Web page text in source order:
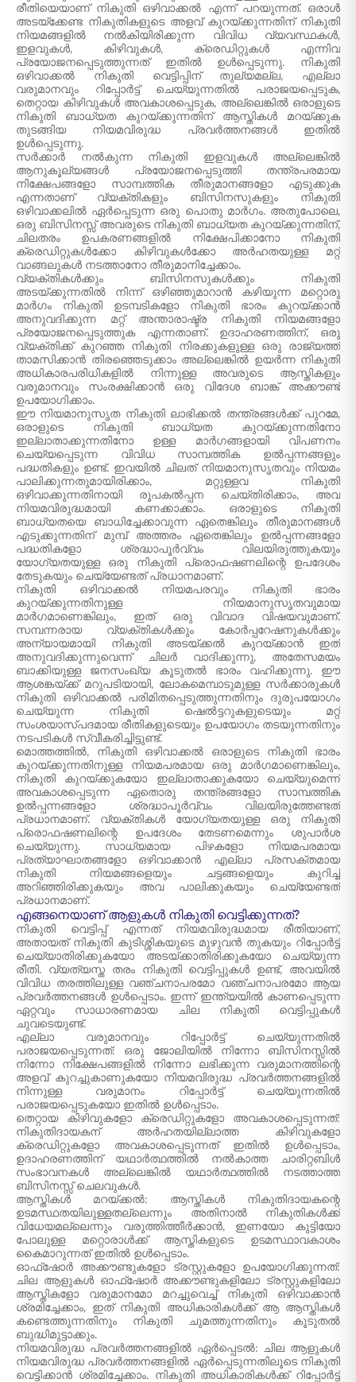
രീതിയെയാണ് നികുതി ഒഴിവാക്കൽ എന്ന് പറയുന്നത്. ഒരാൾ
അടയ്ക്കേണ്ട നികുതികളുടെ അളവ് കുറയ്ക്കുന്നതിന് നികുതി
നിയമങ്ങളിൽ നൽകിയിരിക്കുന്ന വിവിധ വ്യവസ്ഥകൾ,
ഇളവുകൾ, കിഴിവുകൾ, ക്രെഡിറ്റുകൾ എന്നിവ
പ്രയോജനപ്പെടുത്തുന്നത് ഇതിൽ ഉൾപ്പെടുന്നു. നികുതി
ഒഴിവാക്കൽ നികുതി വെട്ടിപ്പിന് തുല്യമല്ല, എല്ലാ
വരുമാനവും റിപ്പോർട്ട് ചെയ്യുന്നതിൽ പരാജയപ്പെടുക,
തെറ്റായ കിഴിവുകൾ അവകാശപ്പെടുക, അല്ലെങ്കിൽ ഒരാളുടെ
നികുതി ബാധ്യത കുറയ്ക്കുന്നതിന് ആസ്തികൾ മറയ്ക്കുക
തുടങ്ങിയ നിയമവിരുദ്ധ പ്രവർത്തനങ്ങൾ ഇതിൽ
ഉൾപ്പെടുന്നു.
സർക്കാർ നൽകുന്ന നികുതി ഇളവുകൾ അല്ലെങ്കിൽ
ആനുകൂല്യങ്ങൾ പ്രയോജനപ്പെടുത്തി തന്ത്രപരമായ
നിക്ഷേപങ്ങളോ സാമ്പത്തിക തീരുമാനങ്ങളോ എടുക്കുക
എന്നതാണ് വ്യക്തികളും ബിസിനസുകളും നികുതി
ഒഴിവാക്കലിൽ ഏർപ്പെടുന്ന ഒരു പൊതു മാർഗം. അതുപോലെ,
ഒരു ബിസിനസ്സ് അവരുടെ നികുതി ബാധ്യത കുറയ്ക്കുന്നതിന്,
ചിലതരം ഉപകരണങ്ങളിൽ നിക്ഷേപിക്കാനോ നികുതി
ക്രെഡിറ്റുകൾക്കോ കിഴിവുകൾക്കോ അർഹതയുള്ള മറ്റ്
വാങ്ങലുകൾ നടത്താനോ തീരുമാനിച്ചേക്കാം.
വ്യക്തികൾക്കും ബിസിനസുകൾക്കും നികുതി
അടയ്ക്കുന്നതിൽ നിന്ന് ഒഴിഞ്ഞുമാറാൻ കഴിയുന്ന മറ്റൊരു
മാർഗം നികുതി ഉടമ്പടികളോ നികുതി ഭാരം കുറയ്ക്കാൻ
അനുവദിക്കുന്ന മറ്റ് അന്താരാഷ്ട്ര നികുതി നിയമങ്ങളോ
പ്രയോജനപ്പെടുത്തുക എന്നതാണ്. ഉദാഹരണത്തിന്, ഒരു
വ്യക്തിക്ക് കുറഞ്ഞ നികുതി നിരക്കുകളുള്ള ഒരു രാജ്യത്ത്
താമസിക്കാൻ തിരഞ്ഞെടുക്കാം അല്ലെങ്കിൽ ഉയർന്ന നികുതി
അധികാരപരിധികളിൽ നിന്നുള്ള അവരുടെ ആസ്തികളും
വരുമാനവും സംരക്ഷിക്കാൻ ഒരു വിദേശ ബാങ്ക് അക്കൗണ്ട്
ഉപയോഗിക്കാം.
ഈ നിയമാനുസൃത നികുതി ലാഭിക്കൽ തന്ത്രങ്ങൾക്ക് പുറമേ,
ഒരാളുടെ നികുതി ബാധ്യത കുറയ്ക്കുന്നതിനോ
ഇല്ലാതാക്കുന്നതിനോ ഉള്ള മാർഗങ്ങളായി വിപണനം
ചെയ്യപ്പെടുന്ന വിവിധ സാമ്പത്തിക ഉൽപ്പന്നങ്ങളും
പദ്ധതികളും ഉണ്ട്. ഇവയിൽ ചിലത് നിയമാനുസൃതവും നിയമം
പാലിക്കുന്നതുമായിരിക്കാം, മറ്റുള്ളവ നികുതി
ഒഴിവാക്കുന്നതിനായി രൂപകൽപ്പന ചെയ്‌തിരിക്കാം, അവ
നിയമവിരുദ്ധമായി കണക്കാക്കാം. ഒരാളുടെ നികുതി
ബാധ്യതയെ ബാധിച്ചേക്കാവുന്ന ഏതെങ്കിലും തീരുമാനങ്ങൾ
എടുക്കുന്നതിന് മുമ്പ് അത്തരം ഏതെങ്കിലും ഉൽപ്പന്നങ്ങളോ
പദ്ധതികളോ ശ്രദ്ധാപൂർവ്വം വിലയിരുത്തുകയും
യോഗ്യതയുള്ള ഒരു നികുതി പ്രൊഫഷണലിന്റെ ഉപദേശം
തേടുകയും ചെയ്യേണ്ടത് പ്രധാനമാണ്.
നികുതി ഒഴിവാക്കൽ നിയമപരവും നികുതി ഭാരം
കുറയ്ക്കുന്നതിനുള്ള നിയമാനുസൃതവുമായ
മാർഗമാണെങ്കിലും, ഇത് ഒരു വിവാദ വിഷയവുമാണ്.
സമ്പന്നരായ വ്യക്തികൾക്കും കോർപ്പറേഷനുകൾക്കും
അന്യായമായി നികുതി അടയ്ക്കൽ കുറയ്ക്കാൻ ഇത്
അനുവദിക്കുന്നുവെന്ന് ചിലർ വാദിക്കുന്നു, അതേസമയം
ബാക്കിയുള്ള ജനസംഖ്യ കൂടുതൽ ഭാരം വഹിക്കുന്നു. ഈ
ആശങ്കയ്ക്ക് മറുപടിയായി, ലോകമെമ്പാടുമുള്ള സർക്കാരുകൾ
നികുതി ഒഴിവാക്കൽ പരിമിതപ്പെടുത്തുന്നതിനും ദുരുപയോഗം
ചെയ്യുന്ന നികുതി ഷെൽട്ടറുകളുടെയും മറ്റ്
സംശയാസ്പദമായ രീതികളുടെയും ഉപയോഗം തടയുന്നതിനും
നടപടികൾ സ്വീകരിച്ചിട്ടുണ്ട്.
മൊത്തത്തിൽ, നികുതി ഒഴിവാക്കൽ ഒരാളുടെ നികുതി ഭാരം
കുറയ്ക്കുന്നതിനുള്ള നിയമപരമായ ഒരു മാർഗമാണെങ്കിലും,
നികുതി കുറയ്ക്കുകയോ ഇല്ലാതാക്കുകയോ ചെയ്യുമെന്ന്
അവകാശപ്പെടുന്ന ഏതൊരു തന്ത്രങ്ങളോ സാമ്പത്തിക
ഉൽപ്പന്നങ്ങളോ ശ്രദ്ധാപൂർവ്വം വിലയിരുത്തേണ്ടത്
പ്രധാനമാണ്. വ്യക്തികൾ യോഗ്യതയുള്ള ഒരു നികുതി
പ്രൊഫഷണലിന്റെ ഉപദേശം തേടണമെന്നും ശുപാർശ
ചെയ്യുന്നു. സാധ്യമായ പിഴകളോ നിയമപരമായ
പ്രത്യാഘാതങ്ങളോ ഒഴിവാക്കാൻ എല്ലാ പ്രസക്തമായ
നികുതി നിയമങ്ങളെയും ചട്ടങ്ങളെയും കുറിച്ച്
അറിഞ്ഞിരിക്കുകയും അവ പാലിക്കുകയും ചെയ്യേണ്ടത്
പ്രധാനമാണ്.
എങ്ങനെയാണ് ആളുകൾ നികുതി വെട്ടിക്കുന്നത്?
നികുതി വെട്ടിപ്പ് എന്നത് നിയമവിരുദ്ധമായ രീതിയാണ്,
അതായത് നികുതി കുടിശ്ശികയുടെ മുഴുവൻ തുകയും റിപ്പോർട്ട്
ചെയ്യാതിരിക്കുകയോ അടയ്ക്കാതിരിക്കുകയോ ചെയ്യുന്ന
രീതി. വ്യത്യസ്ത തരം നികുതി വെട്ടിപ്പുകൾ ഉണ്ട്, അവയിൽ
വിവിധ തരത്തിലുള്ള വഞ്ചനാപരമോ വഞ്ചനാപരമോ ആയ
പ്രവർത്തനങ്ങൾ ഉൾപ്പെടാം. ഇന്ന് ഇന്ത്യയിൽ കാണപ്പെടുന്ന
ഏറ്റവും സാധാരണമായ ചില നികുതി വെട്ടിപ്പുകൾ
ചുവടെയുണ്ട്.
എല്ലാ വരുമാനവും റിപ്പോർട്ട് ചെയ്യുന്നതിൽ
പരാജയപ്പെടുന്നത്: ഒരു ജോലിയിൽ നിന്നോ ബിസിനസ്സിൽ
നിന്നോ നിക്ഷേപങ്ങളിൽ നിന്നോ ലഭിക്കുന്ന വരുമാനത്തിന്റെ
അളവ് കുറച്ചുകാണുകയോ നിയമവിരുദ്ധ പ്രവർത്തനങ്ങളിൽ
നിന്നുള്ള വരുമാനം റിപ്പോർട്ട് ചെയ്യുന്നതിൽ
പരാജയപ്പെടുകയോ ഇതിൽ ഉൾപ്പെടാം.
തെറ്റായ കിഴിവുകളോ ക്രെഡിറ്റുകളോ അവകാശപ്പെടുന്നത്:
നികുതിദായകന് അർഹതയില്ലാത്ത കിഴിവുകളോ
ക്രെഡിറ്റുകളോ അവകാശപ്പെടുന്നത് ഇതിൽ ഉൾപ്പെടാം,
ഉദാഹരണത്തിന് യഥാർത്ഥത്തിൽ നൽകാത്ത ചാരിറ്റബിൾ
സംഭാവനകൾ അല്ലെങ്കിൽ യഥാർത്ഥത്തിൽ നടത്താത്ത
ബിസിനസ്സ് ചെലവുകൾ.
ആസ്തികൾ മറയ്ക്കൽ: ആസ്തികൾ നികുതിദായകന്റെ
ഉടമസ്ഥതയിലുള്ളതല്ലെന്നും അതിനാൽ നികുതികൾക്ക്
വിധേയമല്ലെന്നും വരുത്തിത്തീർക്കാൻ, ഇണയോ കുട്ടിയോ
പോലുള്ള മറ്റൊരാൾക്ക് ആസ്തികളുടെ ഉടമസ്ഥാവകാശം
കൈമാറുന്നത് ഇതിൽ ഉൾപ്പെടാം.
ഓഫ്‌ഷോർ അക്കൗണ്ടുകളോ ട്രസ്റ്റുകളോ ഉപയോഗിക്കുന്നത്:
ചില ആളുകൾ ഓഫ്‌ഷോർ അക്കൗണ്ടുകളിലോ ട്രസ്റ്റുകളിലോ
ആസ്തികളോ വരുമാനമോ മറച്ചുവെച്ച് നികുതി ഒഴിവാക്കാൻ
ശ്രമിച്ചേക്കാം, ഇത് നികുതി അധികാരികൾക്ക് ആ ആസ്തികൾ
കണ്ടെത്തുന്നതിനും നികുതി ചുമത്തുന്നതിനും കൂടുതൽ
ബുദ്ധിമുട്ടാക്കും.
നിയമവിരുദ്ധ പ്രവർത്തനങ്ങളിൽ ഏർപ്പെടൽ: ചില ആളുകൾ
നിയമവിരുദ്ധ പ്രവർത്തനങ്ങളിൽ ഏർപ്പെടുന്നതിലൂടെ നികുതി
വെട്ടിക്കാൻ ശ്രമിച്ചേക്കാം. നികുതി അധികാരികൾക്ക് റിപ്പോർട്ട്